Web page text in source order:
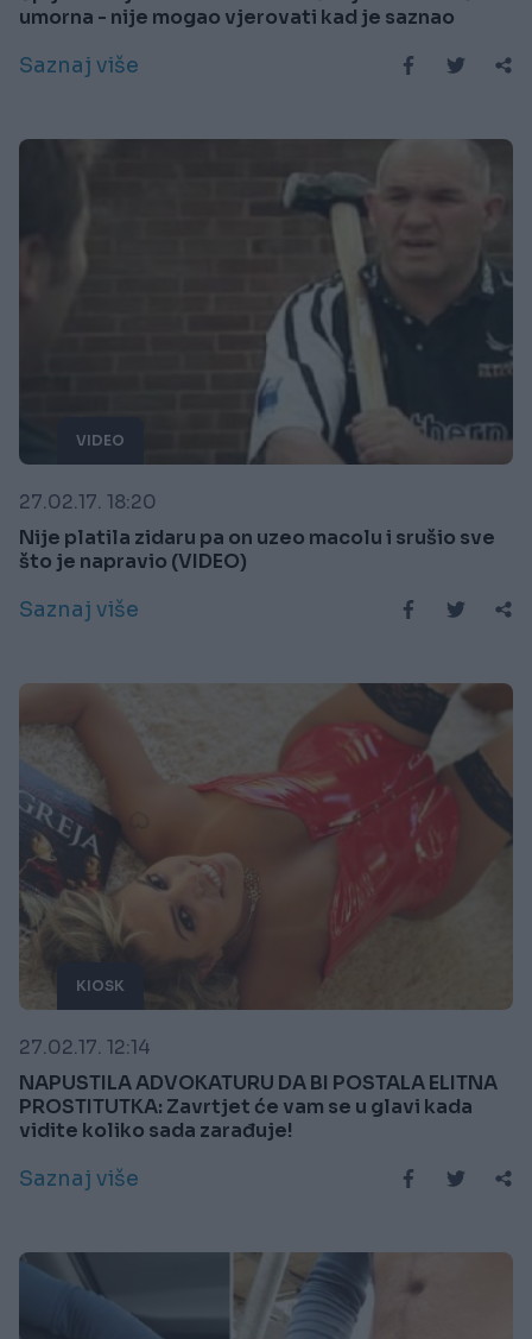
umorna - nije mogao vjerovati kad je saznao
Saznaj više
VIDEO
27.02.17. 18:20
Nije platila zidaru pa on uzeo macolu i srušio sve
što je napravio (VIDEO)
Saznaj više
KIOSK
27.02.17. 12:14
NAPUSTILA ADVOKATURU DA BI POSTALA ELITNA
PROSTITUTKA: Zavrtjet će vam se u glavi kada
vidite koliko sada zarađuje!
Saznaj više